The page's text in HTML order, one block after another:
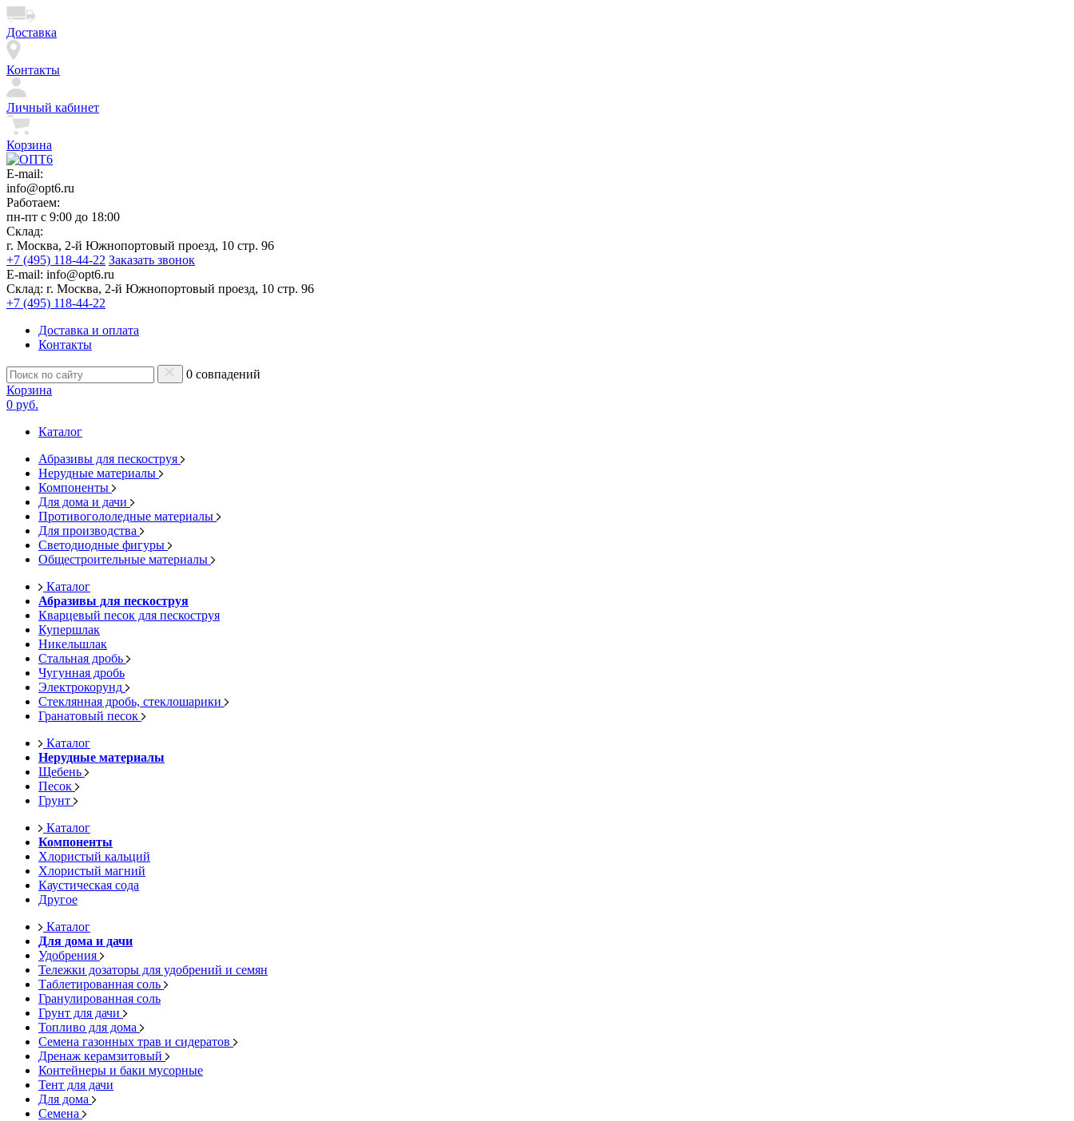
Доставка
Контакты
Личный кабинет
Корзина
E-mail:
info@opt6.ru
Работаем:
пн-пт с 9:00 до 18:00
Склад:
г. Москва, 2-й Южнопортовый проезд, 10 стр. 96
+7 (495) 118-44-22 Заказать звонок
E-mail: info@opt6.ru
Склад: г. Москва, 2-й Южнопортовый проезд, 10 стр. 96
+7 (495) 118-44-22
Доставка и оплата
Контакты
0 совпадений
Корзина
0 руб.
Каталог
Абразивы для пескоструя
Нерудные материалы
Компоненты
Для дома и дачи
Противогололедные материалы
Для производства
Светодиодные фигуры
Общестроительные материалы
Каталог
Абразивы для пескоструя
Кварцевый песок для пескоструя
Купершлак
Никельшлак
Стальная дробь
Чугунная дробь
Электрокорунд
Стеклянная дробь, стеклошарики
Гранатовый песок
Каталог
Нерудные материалы
Щебень
Песок
Грунт
Каталог
Компоненты
Хлористый кальций
Хлористый магний
Каустическая сода
Другое
Каталог
Для дома и дачи
Удобрения
Тележки дозаторы для удобрений и семян
Таблетированная соль
Гранулированная соль
Грунт для дачи
Топливо для дома
Семена газонных трав и сидератов
Дренаж керамзитовый
Контейнеры и баки мусорные
Тент для дачи
Для дома
Семена